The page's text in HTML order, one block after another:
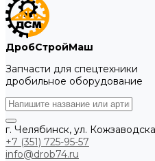
ДробСтройМаш
Запчасти для спецтехники
дробильное оборудование
г. Челябинск, ул.
+7 (351) 725-95-57
info@drob74.ru